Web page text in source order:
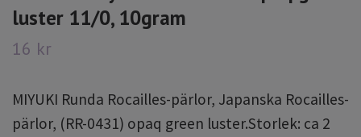
luster 11/0, 10gram
16 kr
MIYUKI Runda Rocailles-pärlor, Japanska Rocailles-
pärlor, (RR-0431) opaq green luster.Storlek: ca 2